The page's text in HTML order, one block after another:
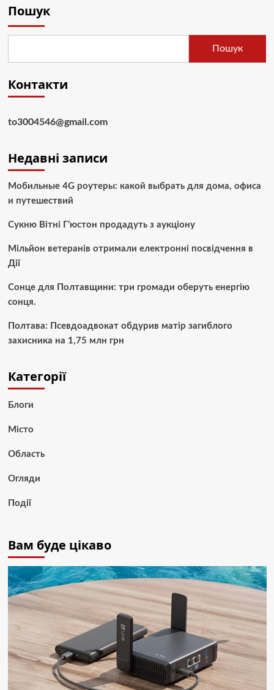
Пошук
Пошук
Контакти
to3004546@gmail.com
Недавні записи
Мобильные 4G роутеры: какой выбрать для дома, офиса
и путешествий
Сукню Вітні Г’юстон продадуть з аукціону
Мільйон ветеранів отримали електронні посвідчення в
Дії
Сонце для Полтавщини: три громади оберуть енергію
сонця.
Полтава: Псевдоадвокат обдурив матір загиблого
захисника на 1,75 млн грн
Категорії
Блоги
Місто
Область
Огляди
Події
Вам буде цікаво